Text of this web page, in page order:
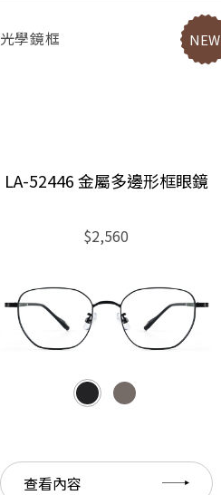
光學鏡框 NEW
LA-52446 金屬多邊形框眼鏡
$2,560
查看內容